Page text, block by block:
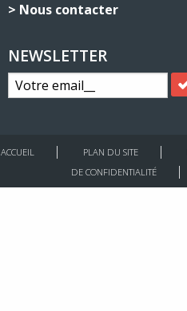
> Nous contacter
NEWSLETTER
ACCUEIL PLAN DU SITE
DE CONFIDENTIALITÉ